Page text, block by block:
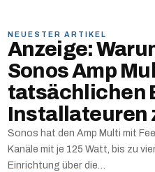
NEUESTER ARTIKEL
Anzeige:
Sonos Amp
tatsächlichen
Installateuren
Sonos hat den Amp Multi mit
Kanäle mit je 125 Watt, bis zu
Einrichtung über die…